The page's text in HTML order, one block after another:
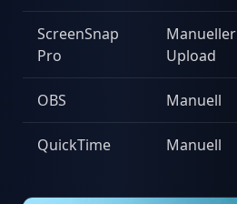
ScreenSnap
Pro
Manueller
Upload
OBS Manuell
QuickTime Manuell